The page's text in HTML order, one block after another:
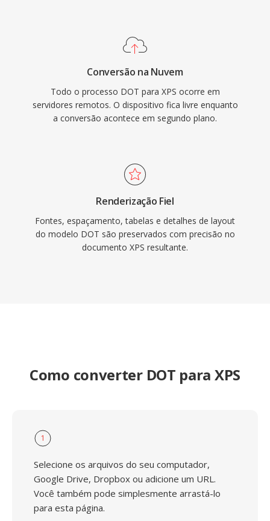
Conversão na Nuvem
Todo o processo DOT para XPS ocorre em
servidores remotos. O dispositivo fica livre enquanto
a conversão acontece em segundo plano.
Renderização Fiel
Fontes, espaçamento, tabelas e detalhes de layout
do modelo DOT são preservados com precisão no
documento XPS resultante.
Como converter DOT para XPS
1
Selecione os arquivos do seu computador,
Google Drive, Dropbox ou adicione um URL.
Você também pode simplesmente arrastá-lo
para esta página.